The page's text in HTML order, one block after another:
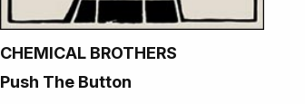
CHEMICAL BROTHERS
Push The Button